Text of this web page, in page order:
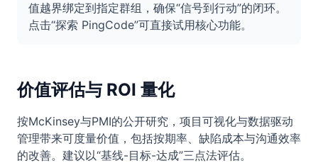
值越界绑定到指定群组，确保“信号到行动”的闭环。
点击“探索 PingCode”可直接试用核心功能。
价值评估与 ROI 量化
按McKinsey与PMI的公开研究，项目可视化与数据驱动
管理带来可度量价值，包括按期率、缺陷成本与沟通效率
的改善。建议以“基线-目标-达成”三点法评估。